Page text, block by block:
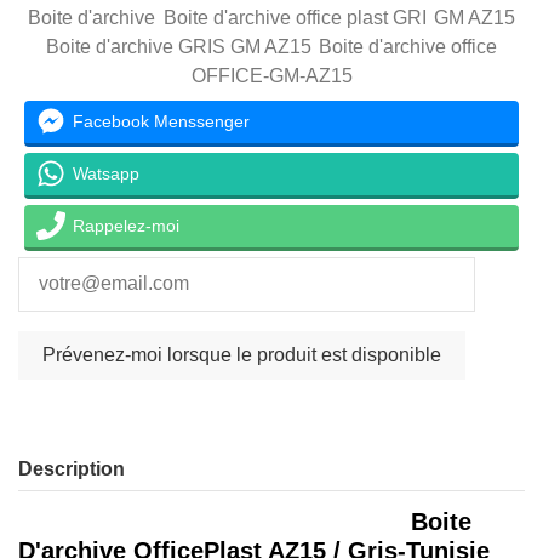
Boite d'archive Boite d'archive office plast GRI
GM AZ15
Boite d'archive GRIS GM AZ15 Boite d'archive office
OFFICE-GM-AZ15
Facebook Menssenger
Watsapp
Rappelez-moi
Description
Boite
D'archive OfficePlast AZ15 / Gris-Tunisie